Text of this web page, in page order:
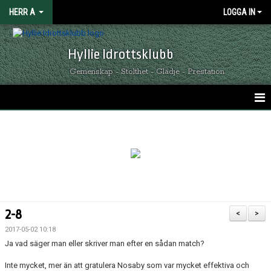
HERR A LOGGA IN
Hyllie Idrottsklubb
Gemenskap - Stolthet - Glädje - Prestation
TRUPPEN
>
<
2-8
2017-05-02 10:18
Ja vad säger man eller skriver man efter en sådan match?
Inte mycket, mer än att gratulera Nosaby som var mycket effektiva och